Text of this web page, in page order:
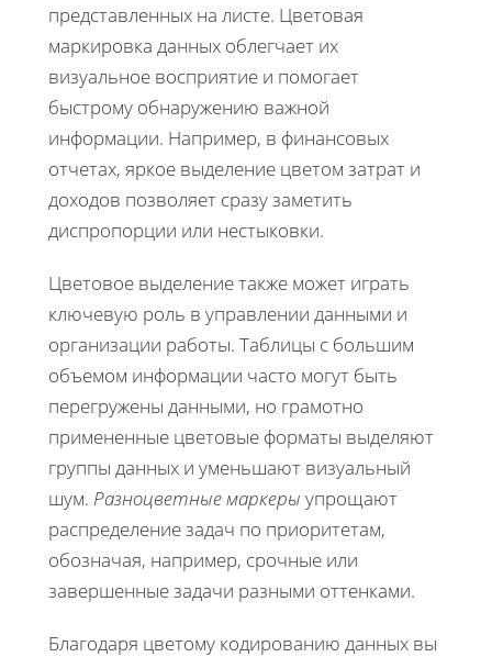
представленных на листе. Цветовая
маркировка данных облегчает их
визуальное восприятие и помогает
быстрому обнаружению важной
информации. Например, в финансовых
отчетах, яркое выделение цветом затрат и
доходов позволяет сразу заметить
диспропорции или нестыковки.
Цветовое выделение также может играть
ключевую роль в управлении данными и
организации работы. Таблицы с большим
объемом информации часто могут быть
перегружены данными, но грамотно
примененные цветовые форматы выделяют
группы данных и уменьшают визуальный
шум. Разноцветные маркеры упрощают
распределение задач по приоритетам,
обозначая, например, срочные или
завершенные задачи разными оттенками.
Благодаря цветому кодированию данных вы